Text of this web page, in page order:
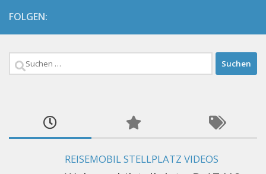
FOLGEN:
Suchen
REISEMOBIL STELLPLATZ VIDEOS